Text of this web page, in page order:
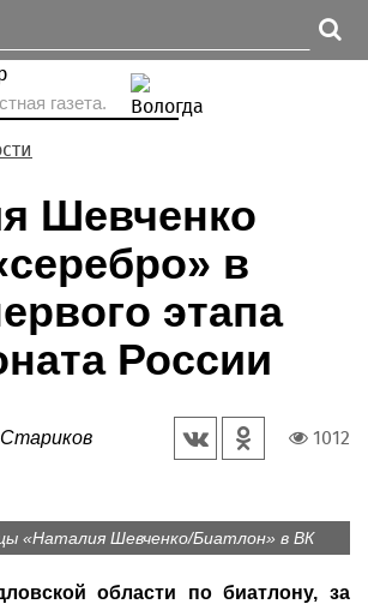
газета.
Шевченко
в
этапа
России
1012
«Наталия Шевченко/Биатлон» в ВК
области по биатлону, за